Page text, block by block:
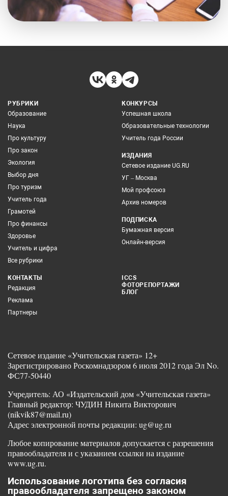
РУБРИКИ
Образование
Наука
Про культуру
Про закон
Экология
Выбор дня
Про туризм
Учитель года
Грамотей
Про финансы
Здоровье
Учитель и цифра
Все рубрики
КОНКУРСЫ
Успешная школа
Образовательные технологии
Учитель года России
ИЗДАНИЯ
Сетевое издание UG.RU
УГ – Москва
Мой профсоюз
Архив номеров
ПОДПИСКА
Бумажная версия
Онлайн-версия
КОНТАКТЫ
Редакция
Реклама
Партнеры
ICCS
ФОТОРЕПОРТАЖИ
БЛОГ
Сетевое издание «Учительская газета» 12+
Зарегистрировано Роскомнадзором 6 июля 2012 года Эл No.
ФС77-50440
Учредитель: АО «Издательский дом «Учительская газета»
Главный редактор: ЧУДИН Никита Викторович
(nikvik87@mail.ru)
Адрес электронной почты редакции: ug@ug.ru
Любое копирование материалов допускается с разрешения
правообладателя и с указанием ссылки на издание
www.ug.ru.
Использование логотипа без согласия
правообладателя запрещено законом